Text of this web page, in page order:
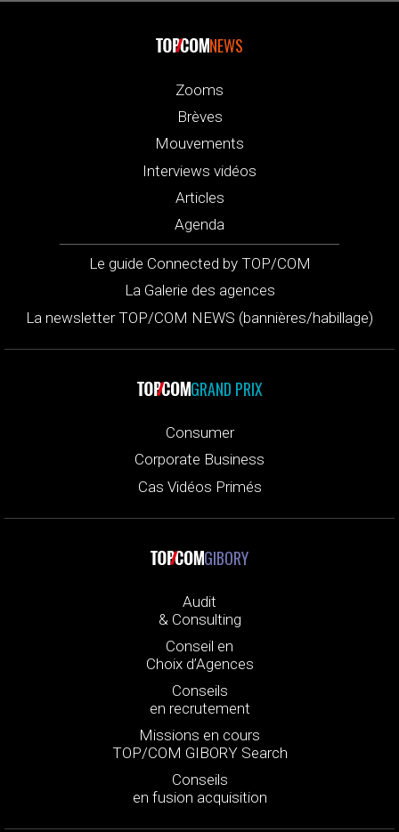
NEWS
Zooms
Brèves
Mouvements
Interviews vidéos
Articles
Agenda
Le guide Connected by TOP/COM
La Galerie des agences
La newsletter TOP/COM NEWS (bannières/habillage)
GRAND PRIX
Consumer
Corporate Business
Cas Vidéos Primés
GIBORY
Audit
& Consulting
Conseil en
Choix d’Agences
Conseils
en recrutement
Missions en cours
TOP/COM GIBORY Search
Conseils
en fusion acquisition